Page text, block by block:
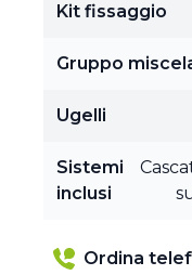
Kit fissaggio
Gruppo
Ugelli
Sistemi
inclusi
Ordina